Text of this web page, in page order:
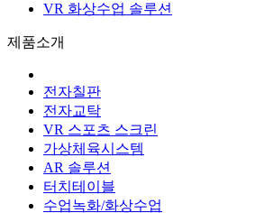
VR 화상수업 솔루션
제품소개
전자칠판
전자교탁
VR 스포츠 스크린
가상체육시스템
AR 솔루션
터치테이블
수업녹화/화상수업